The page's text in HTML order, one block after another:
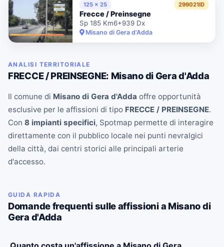
125 x 25 299021ID
Frecce / Preinsegne
Sp 185 Km6+939 Dx
Misano di Gera d'Adda
ANALISI TERRITORIALE
FRECCE / PREINSEGNE: Misano di Gera d'Adda
Il comune di Misano di Gera d'Adda offre opportunità
esclusive per le affissioni di tipo FRECCE / PREINSEGNE.
Con 8 impianti specifici, Spotmap permette di interagire
direttamente con il pubblico locale nei punti nevralgici
della città, dai centri storici alle principali arterie
d'accesso.
GUIDA RAPIDA
Domande frequenti sulle affissioni a Misano di
Gera d'Adda